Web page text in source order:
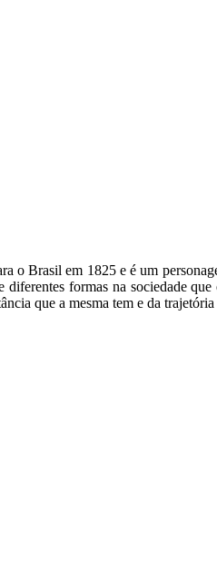
o Brasil em 1825 e é um
formas na sociedade
que a mesma tem e da